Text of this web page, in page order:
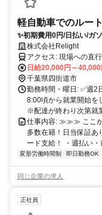
軽自動車でのルー
✨初期費用0円/日払い/ガ
株式会社Relight
アクセス: 現場へ
日給20,000円～40,000
千葉県四街道市
勤務時間・曜日: ✅週2
8:00頃から就業開始を
※配達が終わり次第就
仕事内容: ≫≫≫ ここ
多数在籍！日当保証あ
ード支給！ ・週払い
変形労働時間制 即日勤務OK
同じ企業の求人
正社員